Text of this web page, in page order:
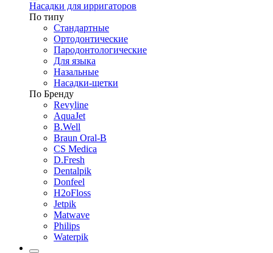
Насадки для ирригаторов
По типу
Стандартные
Ортодонтические
Пародонтологические
Для языка
Назальные
Насадки-щетки
По Бренду
Revyline
AquaJet
B.Well
Braun Oral-B
CS Medica
D.Fresh
Dentalpik
Donfeel
H2oFloss
Jetpik
Matwave
Philips
Waterpik